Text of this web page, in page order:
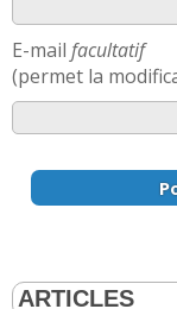
E-mail facultatif
(permet la